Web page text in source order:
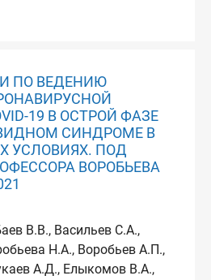
ПО ВЕДЕНИЮ
19 В ОСТРОЙ ФАЗЕ
СИНДРОМЕ В
УСЛОВИЯХ. ПОД
ВОРОБЬЕВА
В.В., Васильев С.А.,
Н.А., Воробьев А.П.,
А.Д., Елыкомов В.А.,